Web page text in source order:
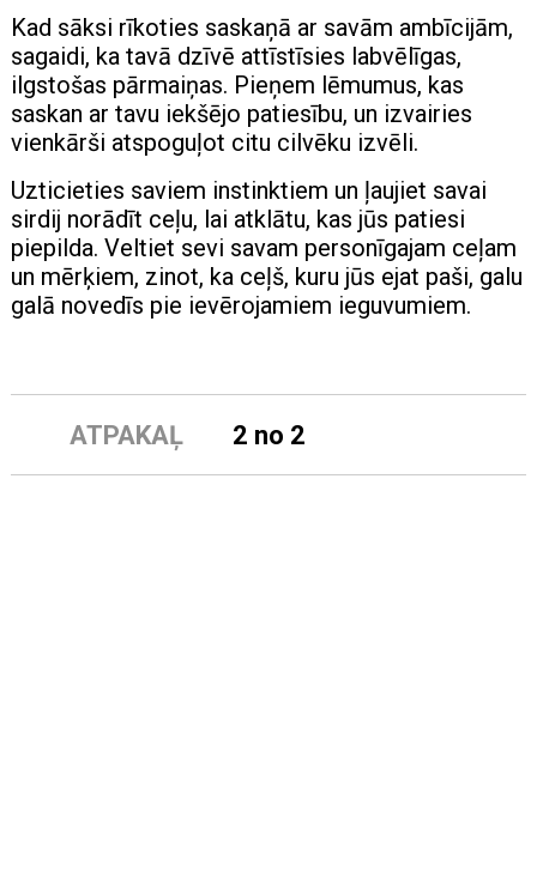
Kad sāksi rīkoties saskaņā ar savām ambīcijām,
sagaidi, ka tavā dzīvē attīstīsies labvēlīgas,
ilgstošas pārmaiņas. Pieņem lēmumus, kas
saskan ar tavu iekšējo patiesību, un izvairies
vienkārši atspoguļot citu cilvēku izvēli.
Uzticieties saviem instinktiem un ļaujiet savai
sirdij norādīt ceļu, lai atklātu, kas jūs patiesi
piepilda. Veltiet sevi savam personīgajam ceļam
un mērķiem, zinot, ka ceļš, kuru jūs ejat paši, galu
galā novedīs pie ievērojamiem ieguvumiem.
ATPAKAĻ 2 no 2